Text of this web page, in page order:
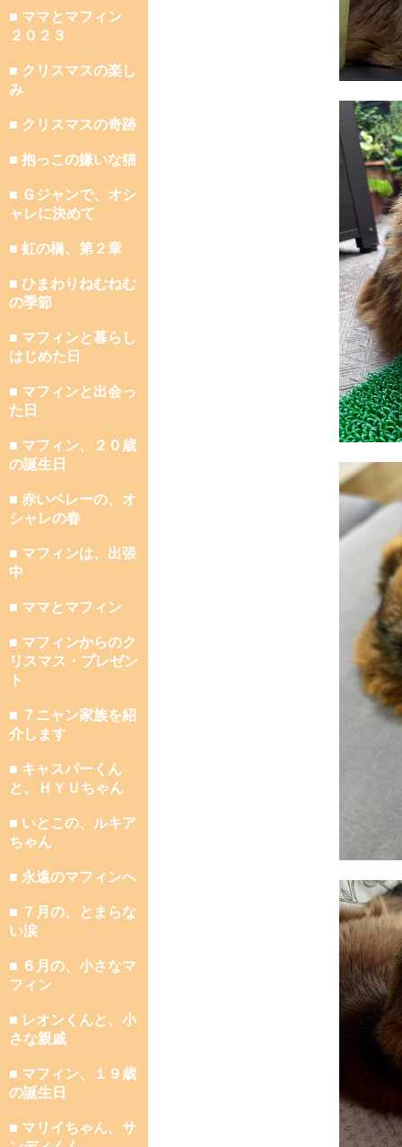
■ ママとマフィン
２０２３
■ クリスマスの楽し
み
■ クリスマスの奇跡
■ 抱っこの嫌いな猫
■ Ｇジャンで、オシ
ャレに決めて
■ 虹の橋、第２章
■ ひまわりねむねむ
の季節
■ マフィンと暮らし
はじめた日
■ マフィンと出会っ
た日
■ マフィン、２０歳
の誕生日
■ 赤いベレーの、オ
シャレの春
■ マフィンは、出張
中
■ ママとマフィン
■ マフィンからのク
リスマス・プレゼン
ト
■ ７ニャン家族を紹
介します
■ キャスパーくん
と、ＨＹＵちゃん
■ いとこの、ルキア
ちゃん
■ 永遠のマフィンへ
■ ７月の、とまらな
い涙
■ ６月の、小さなマ
フィン
■ レオンくんと、小
さな親戚
■ マフィン、１９歳
の誕生日
■ マリイちゃん、サ